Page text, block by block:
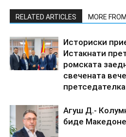
RELATED ARTICLES MORE
Историски
Истакнати
ромската
свечената
Агуш Д.-
биде